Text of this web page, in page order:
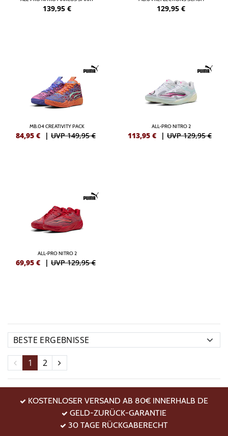
139,95 € 129,95 €
MB.04 CREATIVITY PACK
84,95 € | UVP 149,95 €
ALL-PRO NITRO 2
113,95 € | UVP 129,95 €
ALL-PRO NITRO 2
69,95 € | UVP 129,95 €
1 2
KOSTENLOSER VERSAND AB 80€ INNERHALB DE
GELD-ZURÜCK-GARANTIE
30 TAGE RÜCKGABERECHT